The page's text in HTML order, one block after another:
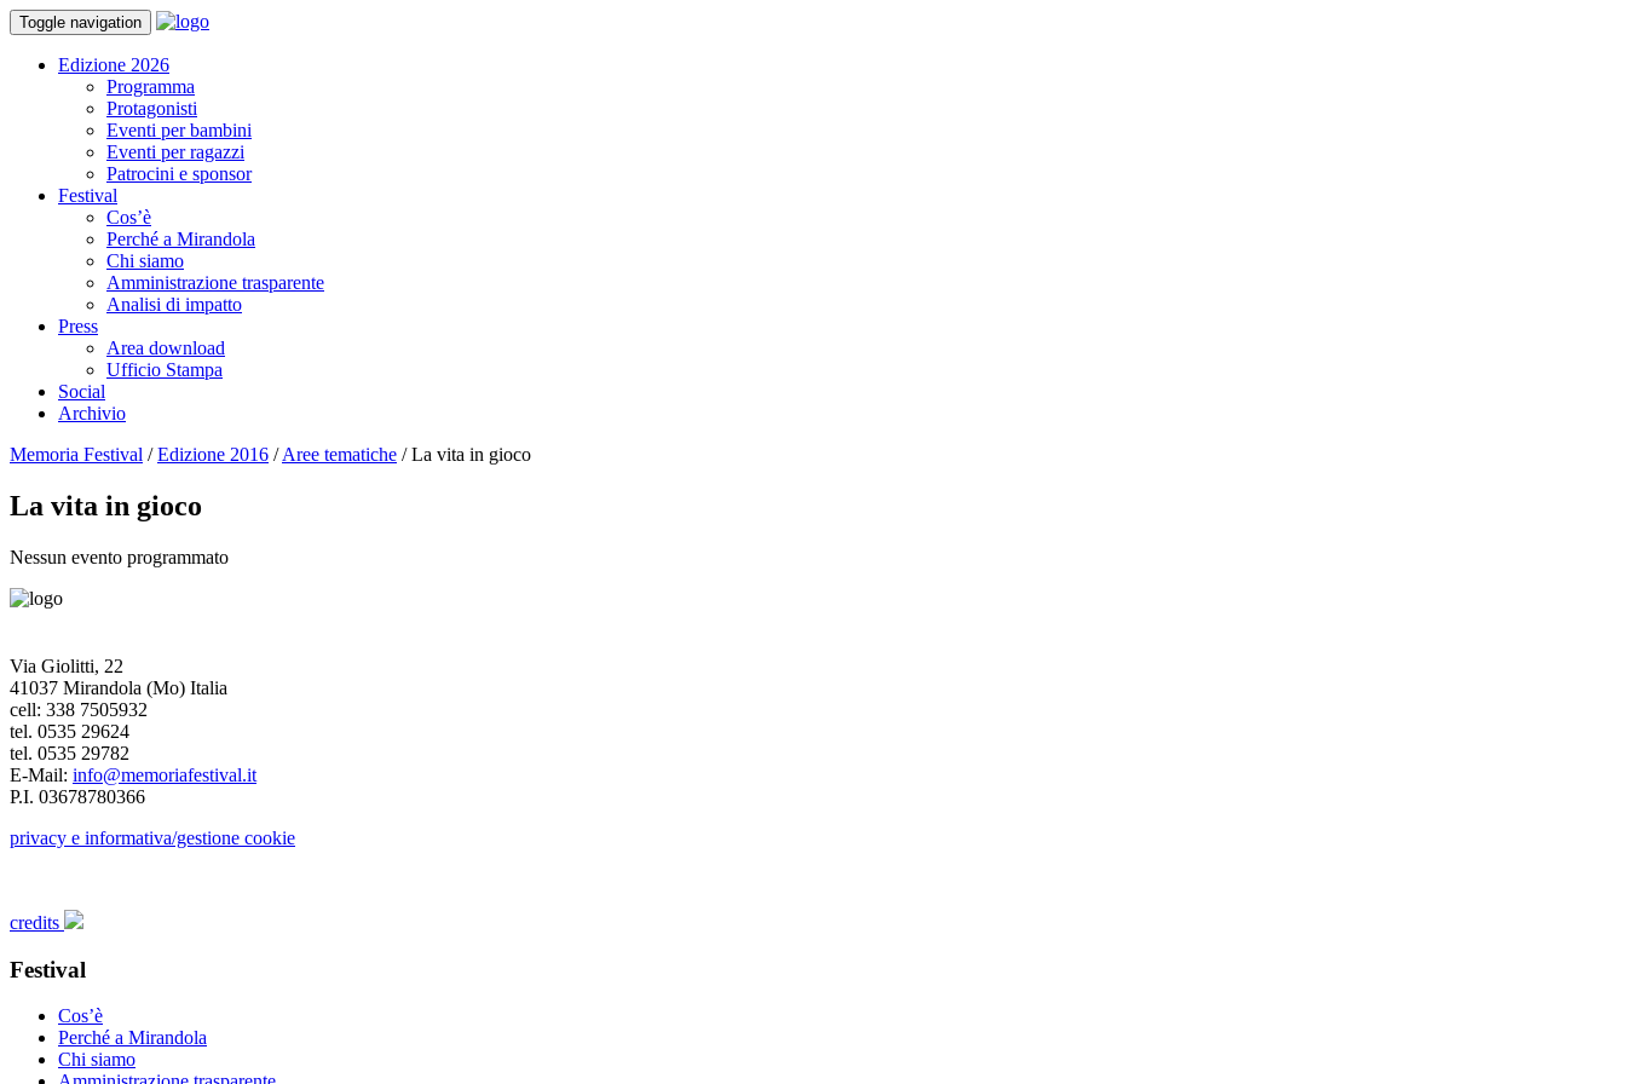
Toggle navigation
Edizione 2026
Programma
Protagonisti
Eventi per bambini
Eventi per ragazzi
Patrocini e sponsor
Festival
Cos’è
Perché a Mirandola
Chi siamo
Amministrazione trasparente
Analisi di impatto
Press
Area download
Ufficio Stampa
Social
Archivio
Memoria Festival /Edizione 2016 /Aree tematiche /La vita in gioco
La vita in gioco
Nessun evento programmato
Via Giolitti, 22
41037 Mirandola (Mo) Italia
cell: 338 7505932
tel. 0535 29624
tel. 0535 29782
E-Mail: info@memoriafestival.it
P.I. 03678780366
privacy e informativa/gestione cookie
credits
Festival
Cos’è
Perché a Mirandola
Chi siamo